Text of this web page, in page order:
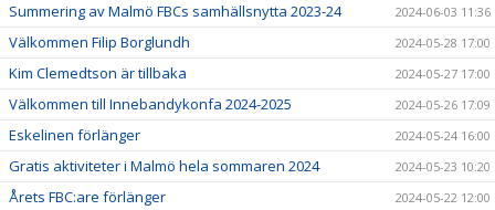
Summering av Malmö FBCs samhällsnytta 2023-24 2024-06-03 11:36
Välkommen Filip Borglundh 2024-05-28 17:00
Kim Clemedtson är tillbaka 2024-05-27 17:00
Välkommen till Innebandykonfa 2024-2025 2024-05-26 17:09
Eskelinen förlänger 2024-05-24 16:00
Gratis aktiviteter i Malmö hela sommaren 2024 2024-05-23 10:20
Årets FBC:are förlänger 2024-05-22 12:00